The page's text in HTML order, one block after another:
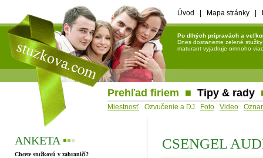
Úvod Mapa stránky
Po dlhých prípravách a
Dnes dostaneme zelené
maturant vyjadruje omnoho
Prehľad firiem ■ Tipy & rady
Miestnosť Ozvučenie a DJ Foto Video
ANKETA ▪▪▪
Chcete stužkovú v zahraničí?
CSENGEL